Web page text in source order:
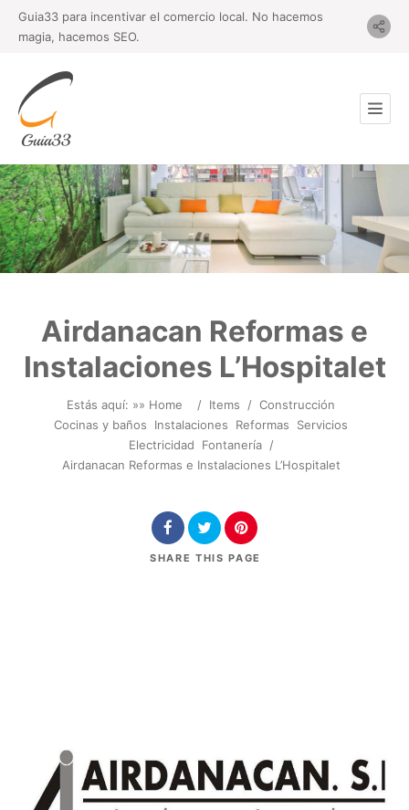
Guia33 para incentivar el comercio local. No hacemos
magia, hacemos SEO.
Airdanacan Reformas e
Instalaciones L’Hospitalet
Estás aquí: »» Home / Items / Construcción
Cocinas y baños
Instalaciones Reformas
Servicios
Electricidad
Fontanería /
Airdanacan Reformas e Instalaciones L’Hospitalet
SHARE THIS PAGE